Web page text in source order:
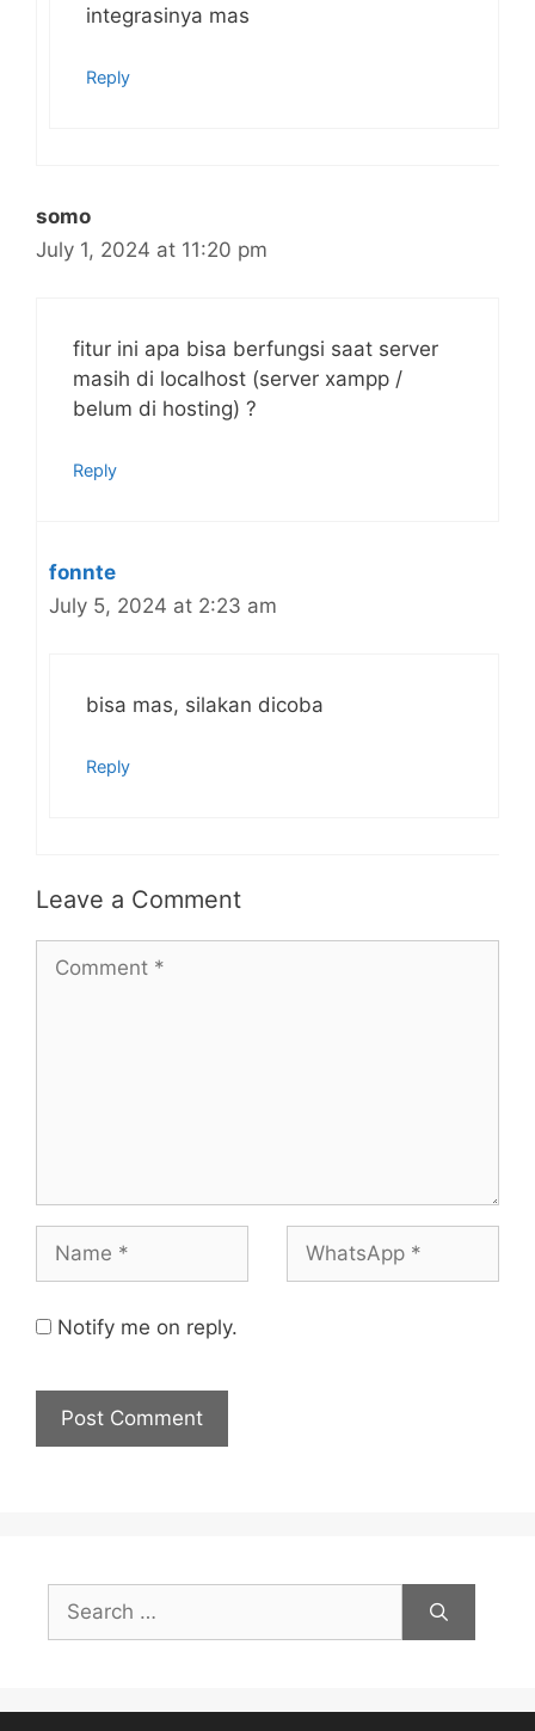
integrasinya mas
Reply
somo
July 1, 2024 at 11:20 pm
fitur ini apa bisa berfungsi saat server
masih di localhost (server xampp /
belum di hosting) ?
Reply
fonnte
July 5, 2024 at 2:23 am
bisa mas, silakan dicoba
Reply
Leave a Comment
Notify me on reply.
Search
for: